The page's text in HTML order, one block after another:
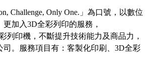
Challenge, Only One.」為口號，以數位
加入3D全彩列印的服務，
列印機，不斷提升技術能力及商品力，
司。服務項目有：客製化印刷、3D全彩